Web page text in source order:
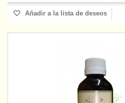
Añadir a la lista de deseos